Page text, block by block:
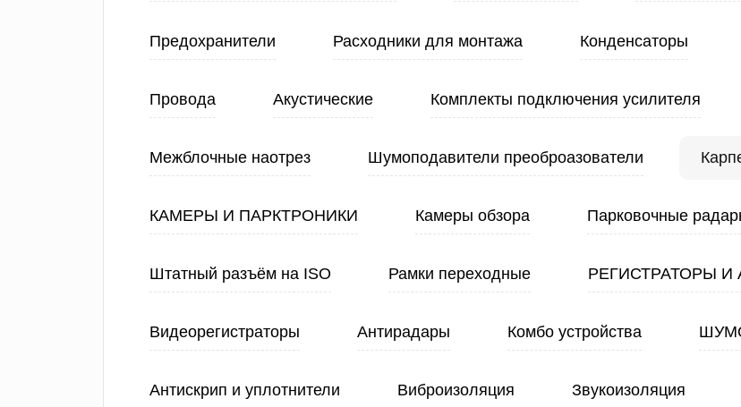
Предохранители Расходники для монтажа Конденсаторы
Провода Акустические Комплекты подключения усилителя
Межблочные наотрез Шумоподавители преоброазователи
КАМЕРЫ И ПАРКТРОНИКИ Камеры обзора Парковочные
Штатный разъём на ISO Рамки переходные РЕГИСТРАТОРЫ И
Видеорегистраторы Антирадары Комбо устройства
Антискрип и уплотнители Виброизоляция Звукоизоляция